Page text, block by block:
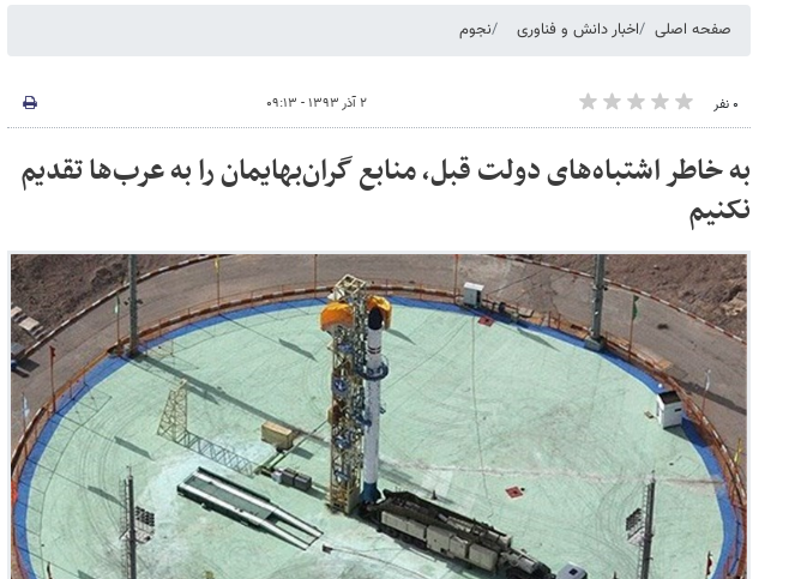
صفحه اصلی اخبار دانش و فناوری نجوم
۰ نفر ۲ آذر ۱۳۹۳ - ۰۹:۱۳
به خاطر اشتباه‌های دولت قبل، منابع گران‌بهایمان را به عرب‌ها تقدیم
نکنیم